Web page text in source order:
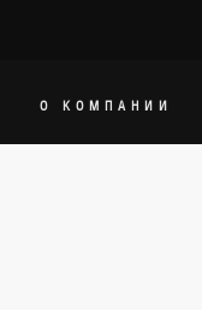
О КОМПАНИИ